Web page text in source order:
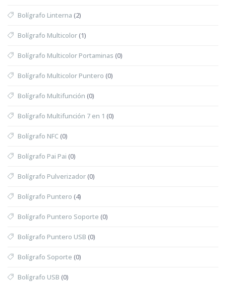
Bolígrafo Linterna (2)
Bolígrafo Multicolor(1)
Bolígrafo Multicolor Portaminas (0)
Bolígrafo Multicolor Puntero (0)
Bolígrafo Multifunción (0)
Bolígrafo Multifunción 7 en 1 (0)
Bolígrafo NFC(0)
Bolígrafo Pai Pai (0)
Bolígrafo Pulverizador(0)
Bolígrafo Puntero (4)
Bolígrafo Puntero Soporte (0)
Bolígrafo Puntero USB (0)
Bolígrafo Soporte (0)
Bolígrafo USB (0)